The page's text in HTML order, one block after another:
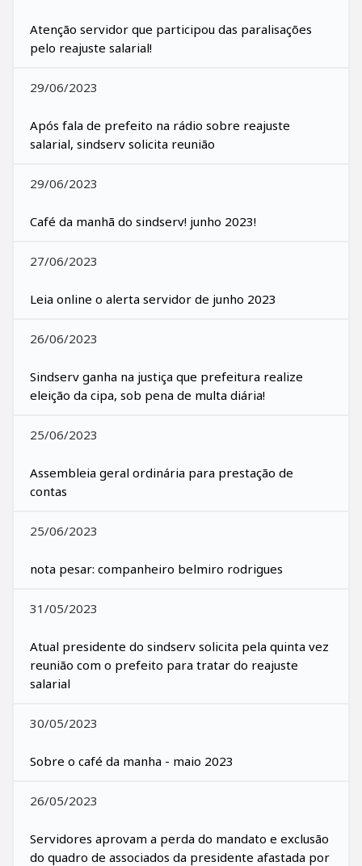
Atenção servidor que participou das paralisações
pelo reajuste salarial!
29/06/2023
Após fala de prefeito na rádio sobre reajuste
salarial, sindserv solicita reunião
29/06/2023
Café da manhã do sindserv! junho 2023!
27/06/2023
Leia online o alerta servidor de junho 2023
26/06/2023
Sindserv ganha na justiça que prefeitura realize
eleição da cipa, sob pena de multa diária!
25/06/2023
Assembleia geral ordinária para prestação de
contas
25/06/2023
nota pesar: companheiro belmiro rodrigues
31/05/2023
Atual presidente do sindserv solicita pela quinta vez
reunião com o prefeito para tratar do reajuste
salarial
30/05/2023
Sobre o café da manha - maio 2023
26/05/2023
Servidores aprovam a perda do mandato e exclusão
do quadro de associados da presidente afastada por